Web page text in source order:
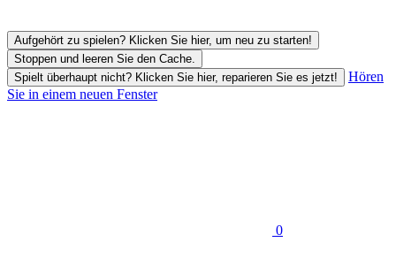
Aufgehört zu spielen? Klicken Sie hier, um neu zu starten!
Stoppen und leeren Sie den Cache.
Spielt überhaupt nicht? Klicken Sie hier, reparieren Sie es jetzt!
Hören
Sie in einem neuen Fenster
0